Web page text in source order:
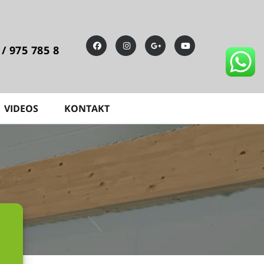
975 785 8
VIDEOS KONTAKT